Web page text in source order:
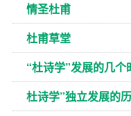
情圣杜甫
杜甫草堂
“杜诗学”发展的几个
杜诗学”独立发展的